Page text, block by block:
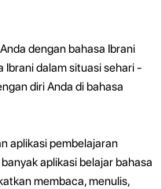
dengan bahasa Ibrani
Ibrani dalam situasi sehari -
diri Anda di bahasa
aplikasi pembelajaran
aplikasi belajar bahasa
membaca, menulis,